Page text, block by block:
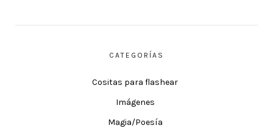
CATEGORÍAS
Cositas para flashear
Imágenes
Magia/Poesía